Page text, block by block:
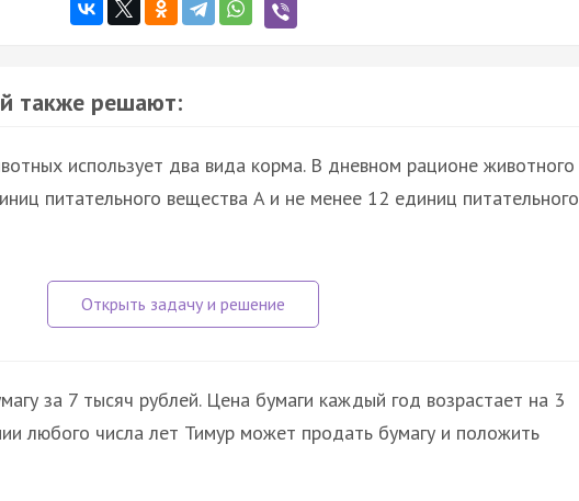
также решают:
использует два вида корма. В дневном рационе животного
питательного вещества A и не менее 12 единиц питательного
за 7 тысяч рублей. Цена бумаги каждый год возрастает на 3
любого числа лет Тимур может продать бумагу и положить